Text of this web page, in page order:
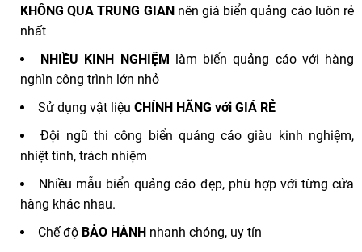
KHÔNG QUA TRUNG GIAN nên giá biển quảng cáo luôn rẻ
nhất
NHIỀU KINH NGHIỆM làm biển quảng cáo với hàng
nghìn công trình lớn nhỏ
Sử dụng vật liệu CHÍNH HÃNG với GIÁ RẺ
Đội ngũ thi công biển quảng cáo giàu kinh nghiệm,
nhiệt tình, trách nhiệm
Nhiều mẫu biển quảng cáo đẹp, phù hợp với từng cửa
hàng khác nhau.
Chế độ BẢO HÀNH nhanh chóng, uy tín